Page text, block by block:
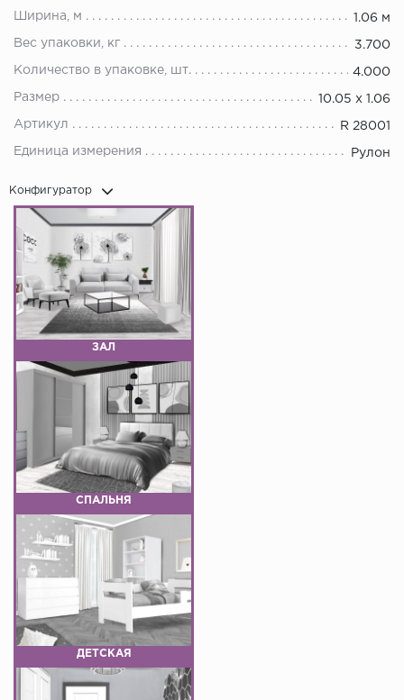
Ширина, м 1.06 м
Вес упаковки, кг 3.700
Количество в упаковке, шт. 4.000
Размер 10.05 х 1.06
Артикул R 28001
Единица измерения Рулон
Конфигуратор
ЗАЛ
СПАЛЬНЯ
ДЕТСКАЯ